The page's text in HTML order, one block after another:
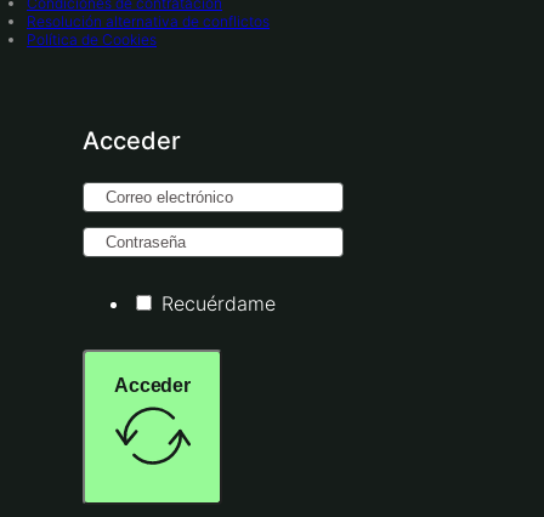
Resolución alternativa de conflictos
Política de Cookies
Acceder
Recuérdame
Acceder